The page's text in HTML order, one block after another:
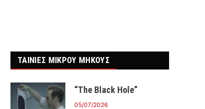
ΤΑΙΝΙΕΣ ΜΙΚΡΟΥ ΜΗΚΟΥΣ
“The Black Hole”
05/07/2026